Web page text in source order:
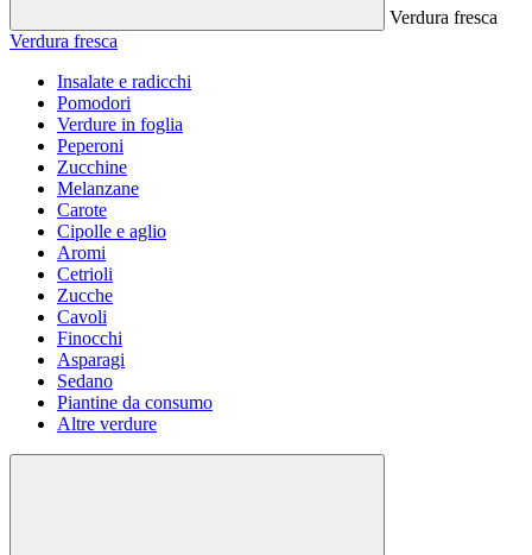
Verdura fresca
Verdura fresca
Insalate e radicchi
Pomodori
Verdure in foglia
Peperoni
Zucchine
Melanzane
Carote
Cipolle e aglio
Aromi
Cetrioli
Zucche
Cavoli
Finocchi
Asparagi
Sedano
Piantine da consumo
Altre verdure